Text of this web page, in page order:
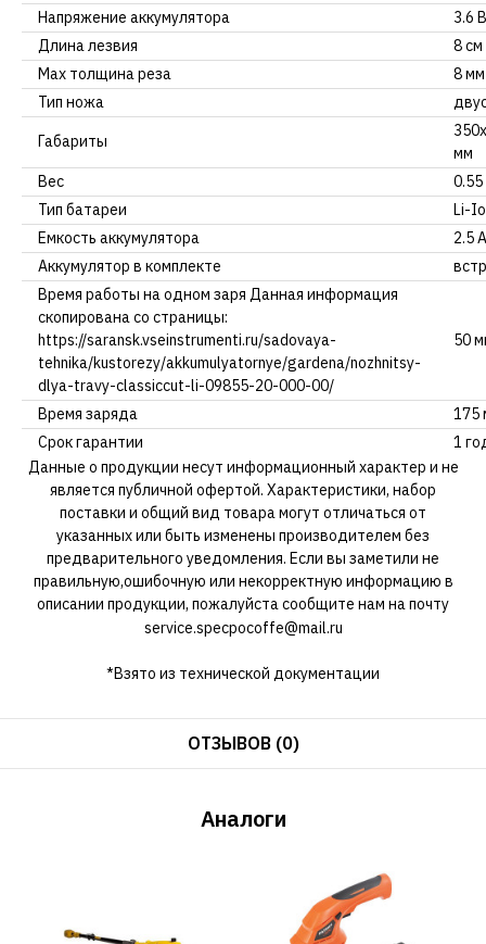
Напряжение аккумулятора
3.6 В
Длина лезвия
8 см
Мах толщина реза
8 мм
Тип ножа
Габариты
мм
Вес
0.55
Тип батареи
Li-
Емкость аккумулятора
2.5
Аккумулятор в комплекте
Время работы на одном заря Данная информация
скопирована со страницы:
https://saransk.vseinstrumenti.ru/sadovaya-
tehnika/kustorezy/akkumulyatornye/gardena/nozhnitsy-
dlya-travy-classiccut-li-09855-20-000-00/
50
Время заряда
175
Срок гарантии
1
Данные о продукции несут информационный характер и не
является публичной офертой. Характеристики, набор
поставки и общий вид товара могут отличаться от
указанных или быть изменены производителем без
предварительного уведомления. Если вы заметили не
правильную,ошибочную или некорректную информацию в
описании продукции, пожалуйста сообщите нам на почту
service.specpocoffe@mail.ru
*Взято из технической документации
ОТЗЫВОВ (0)
Аналоги